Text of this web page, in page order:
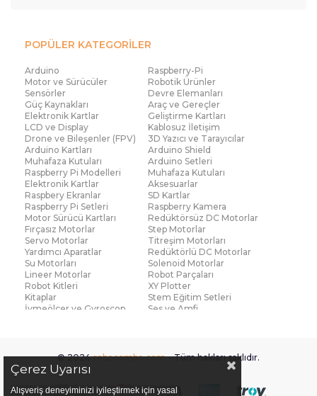
POPÜLER KATEGORİLER
Arduino
Raspberry-Pi
Motor ve Sürücüler
Robotik Ürünler
Sensörler
Devre Elemanları
Güç Kaynakları
Araç ve Gereçler
Elektronik Kartlar
Geliştirme Kartları
LCD ve Display
Kablosuz İletişim
Drone ve Bileşenler (FPV)
3D Yazıcı ve Tarayıcılar
Arduino Kartları
Arduino Shield
Muhafaza Kutuları
Arduino Setleri
Raspberry Pi Modelleri
Muhafaza Kutuları
Elektronik Kartlar
Aksesuarlar
Raspbery Ekranlar
SD Kartlar
Raspberry Pi Setleri
Raspberry Kamera
Motor Sürücü Kartları
Redüktörsüz DC Motorlar
Fırçasız Motorlar
Step Motorlar
Servo Motorlar
Titreşim Motorları
Yardımcı Aparatlar
Redüktörlü DC Motorlar
Su Motorları
Solenoid Motorlar
Lineer Motorlar
Robot Parçaları
Robot Kitleri
XY Plotter
Kitaplar
Stem Eğitim Setleri
İvmeölçer ve Gyroscop
Ses ve Amfi
Voltaj ve Akım
Titreşim
Basınç ve Kuvvet
Manyetik ve Hall Effect
Mesafe, Çizgi ve Hareket
Sıcaklık ve Nem
© 2024 robocombo.com - Tüm hakları saklıdır.
Çerez Uyarısı
Alışveriş deneyiminizi iyileştirmek için yasal